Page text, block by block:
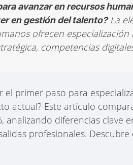
avanzar en recursos
en gestión del talento?La
ofrecen
competencias
el primer paso para
actual? Este artículo
analizando diferencias clave
profesionales.